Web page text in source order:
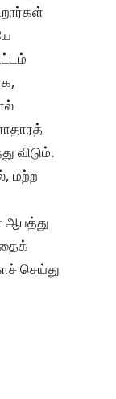
விடும்.
மற்ற
ஆபத்து
செய்து